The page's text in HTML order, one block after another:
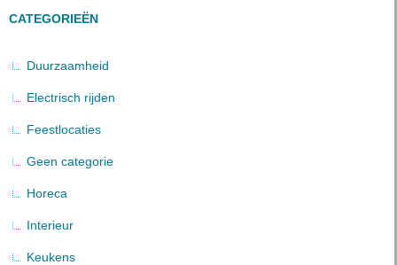
CATEGORIEËN
Duurzaamheid
Electrisch rijden
Feestlocaties
Geen categorie
Horeca
Interieur
Keukens